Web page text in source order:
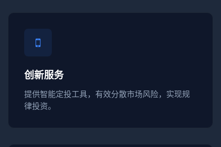
创新服务
提供智能定投工具，有效分散市场风险，实现规
律投资。